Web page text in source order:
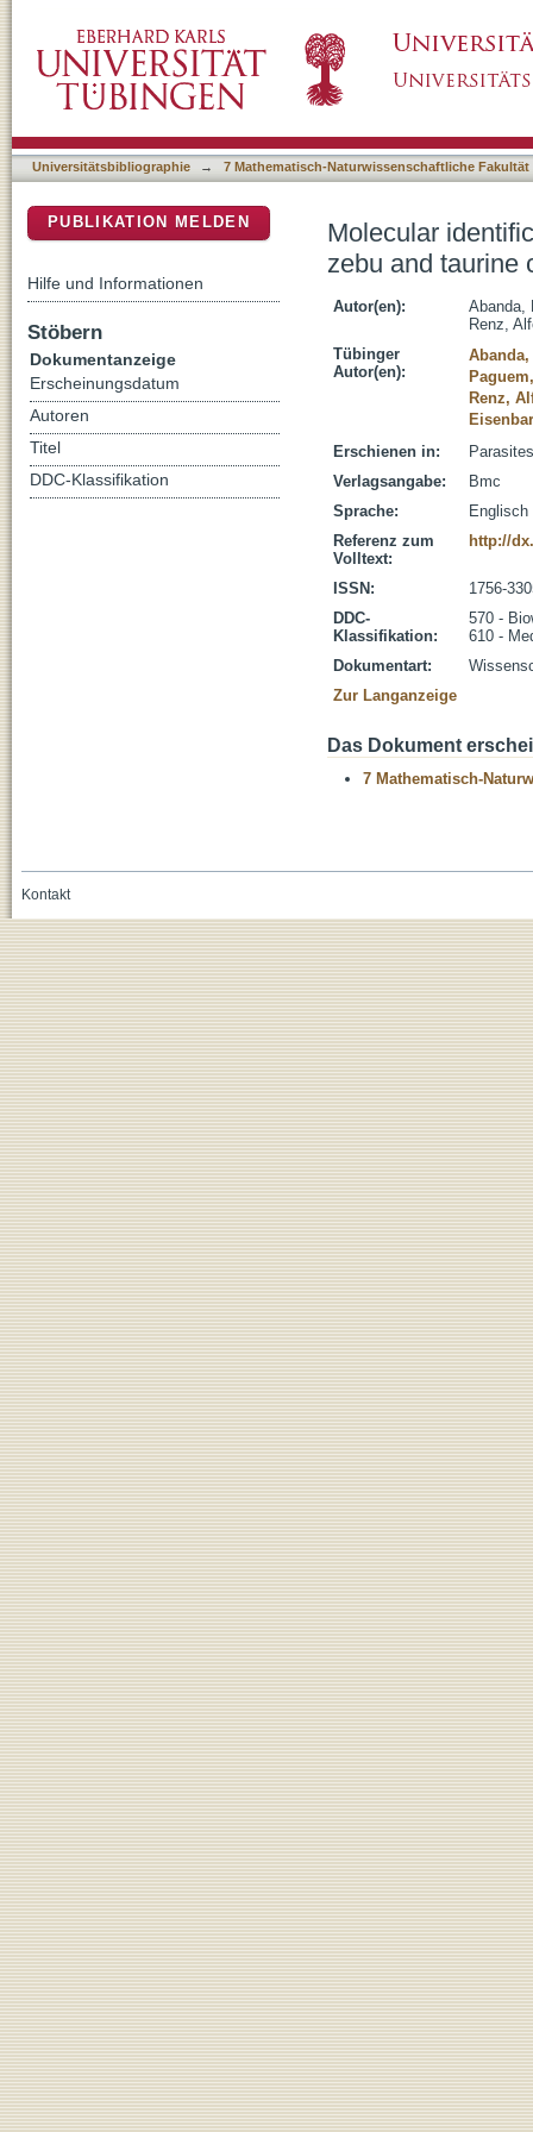
Cameroon
Universitätsbibliographie → 7 Mathematisch-Naturwissenschaftliche Fakultät
Molecular
zebu and taurine
Autor(en):
Abanda,
Renz,
Tübinger
Autor(en):
Abanda,
Renz,
Erschienen in:
Verlagsangabe:
Bmc
Sprache:
Englisch
Referenz zum
Volltext:
http://
ISSN:
1756-
DDC-
Klassifikation:
570 -
610 -
Dokumentart:
Zur Langanzeige
Das Dokument
7 Mathematisch-
PUBLIKATION MELDEN
Hilfe und Informationen
Stöbern
Dokumentanzeige
Erscheinungsdatum
Autoren
Titel
DDC-Klassifikation
Kontakt